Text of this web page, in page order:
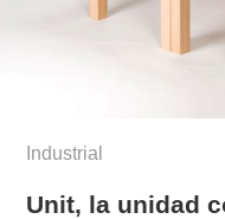
Industrial
Unit, la unidad